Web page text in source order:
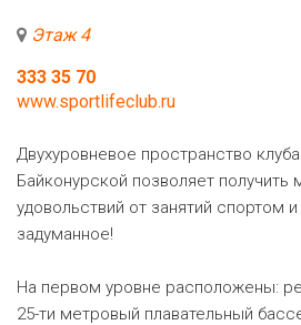
Этаж 4
333 35 70
www.sportlifeclub.ru
Двухуровневое пространство
Байконурской позволяет получить
удовольствий от занятий спортом
задуманное!
На первом уровне расположены:
25-ти метровый плавательный